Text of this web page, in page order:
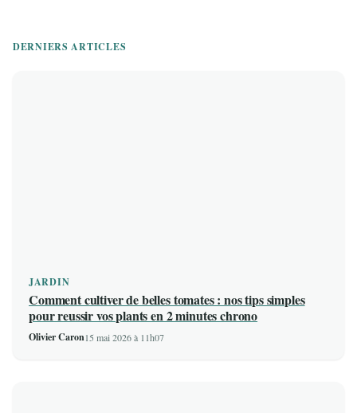
DERNIERS ARTICLES
JARDIN
Comment cultiver de belles tomates : nos tips simples
pour reussir vos plants en 2 minutes chrono
Olivier Caron15 mai 2026 à 11h07